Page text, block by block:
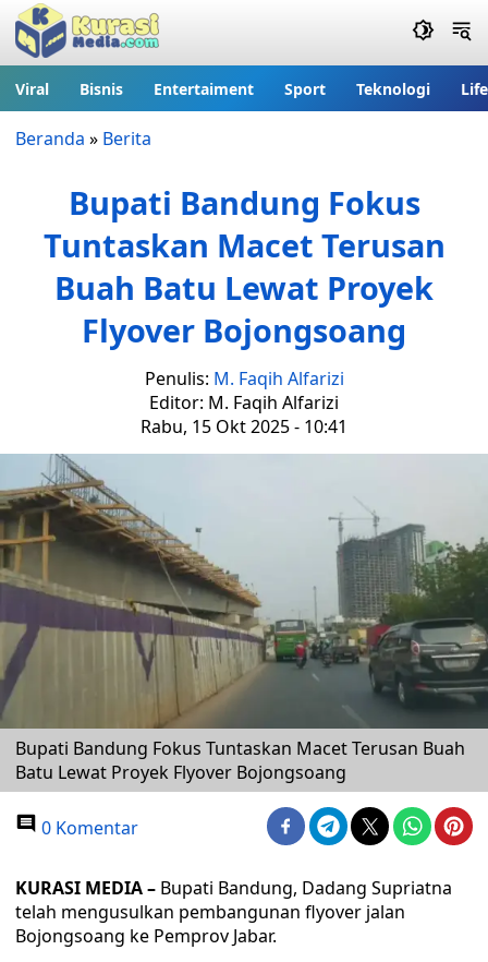
Viral Bisnis Entertaiment Sport Teknologi
Beranda » Berita
Bupati Bandung Fokus
Tuntaskan Macet Terusan
Buah Batu Lewat Proyek
Flyover Bojongsoang
Penulis: M. Faqih Alfarizi
Editor: M. Faqih Alfarizi
Rabu, 15 Okt 2025 - 10:41
Bupati Bandung Fokus Tuntaskan Macet Terusan Buah
Batu Lewat Proyek Flyover Bojongsoang
0 Komentar
KURASI MEDIA – Bupati Bandung, Dadang Supriatna
telah mengusulkan pembangunan flyover jalan
Bojongsoang ke Pemprov Jabar.